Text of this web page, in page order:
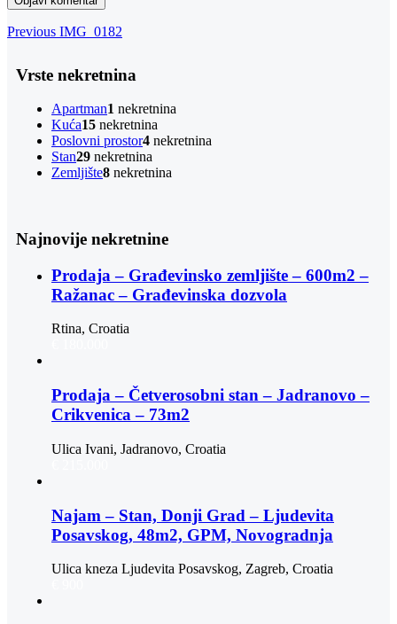
Navigacija
Previous
Previous IMG_0182
Vrste nekretnina
Apartman1 nekretnina
Kuća15 nekretnina
Poslovni prostor4 nekretnina
Stan29 nekretnina
Zemljište8 nekretnina
Najnovije nekretnine
Prodaja – Građevinsko zemljište – 600m2 –
Ražanac – Građevinska dozvola
Rtina, Croatia
Prodaja – Četverosobni stan – Jadranovo –
Crikvenica – 73m2
Ulica Ivani, Jadranovo, Croatia
Najam – Stan, Donji Grad – Ljudevita
Posavskog, 48m2, GPM, Novogradnja
Ulica kneza Ljudevita Posavskog, Zagreb, Croatia